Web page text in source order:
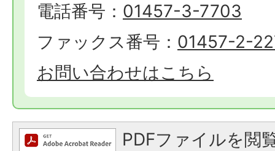
電話番号： 01457-3-7703
ファックス番号： 01457-2-
お問い合わせはこちら
PDFファイルを閲